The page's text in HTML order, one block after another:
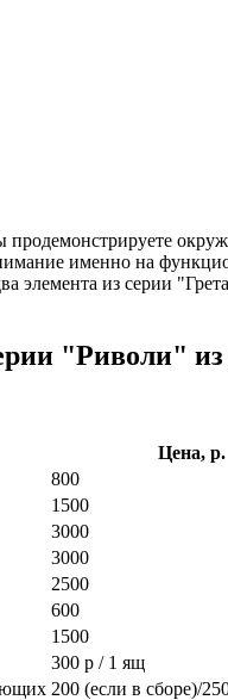
именно на
элемента из серии
"Риволи" из
Цена, р.
800
1500
3000
3000
2500
600
1500
300 р / 1 ящ
200 (если в сборе)/